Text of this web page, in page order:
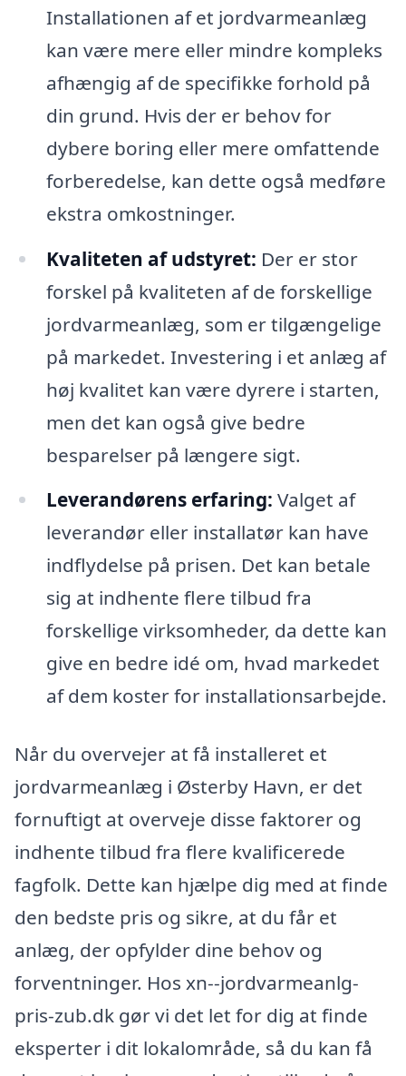
Installationen af et jordvarmeanlæg
kan være mere eller mindre kompleks
afhængig af de specifikke forhold på
din grund. Hvis der er behov for
dybere boring eller mere omfattende
forberedelse, kan dette også medføre
ekstra omkostninger.
Kvaliteten af udstyret: Der er stor
forskel på kvaliteten af de forskellige
jordvarmeanlæg, som er tilgængelige
på markedet. Investering i et anlæg af
høj kvalitet kan være dyrere i starten,
men det kan også give bedre
besparelser på længere sigt.
Leverandørens erfaring: Valget af
leverandør eller installatør kan have
indflydelse på prisen. Det kan betale
sig at indhente flere tilbud fra
forskellige virksomheder, da dette kan
give en bedre idé om, hvad markedet
af dem koster for installationsarbejde.
Når du overvejer at få installeret et
jordvarmeanlæg i Østerby Havn, er det
fornuftigt at overveje disse faktorer og
indhente tilbud fra flere kvalificerede
fagfolk. Dette kan hjælpe dig med at finde
den bedste pris og sikre, at du får et
anlæg, der opfylder dine behov og
forventninger. Hos xn--jordvarmeanlg-
pris-zub.dk gør vi det let for dig at finde
eksperter i dit lokalområde, så du kan få